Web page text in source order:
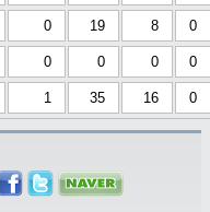
0 19 8 0
0 0 0 0
1 35 16 0